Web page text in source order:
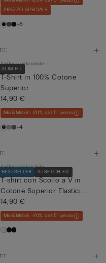
PREZZO SPECIALE
+8
SLIM FIT
Personalizzabile
T-Shirt in 100% Cotone
Superior
14,90 €
Mix&Match -20% dal 5° pezzo
+4
BESTSELLER STRETCH FIT
Personalizzabile
T-shirt con Scollo a V in
Cotone Superior Elastici...
14,90 €
Mix&Match -20% dal 5° pezzo